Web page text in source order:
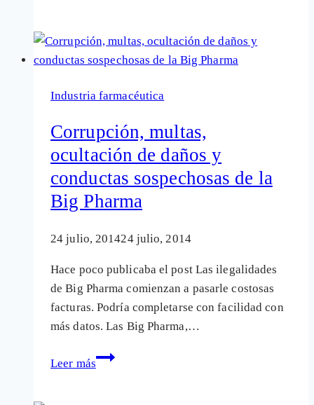
fármacos
con
daños
beneficios
en
demencia
Industria farmacéutica
Corrupción, multas,
ocultación de daños y
conductas sospechosas de la
Big Pharma
24 julio, 201424 julio, 2014
Hace poco publicaba el post Las ilegalidades
de Big Pharma comienzan a pasarle costosas
facturas. Podría completarse con facilidad con
más datos. Las Big Pharma,…
Leer más
Corrupción,